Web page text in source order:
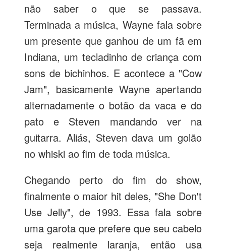
não saber o que se passava.
Terminada a música, Wayne fala sobre
um presente que ganhou de um fã em
Indiana, um tecladinho de criança com
sons de bichinhos. E acontece a "Cow
Jam", basicamente Wayne apertando
alternadamente o botão da vaca e do
pato e Steven mandando ver na
guitarra. Aliás, Steven dava um golão
no whiski ao fim de toda música.
Chegando perto do fim do show,
finalmente o maior hit deles, "She Don't
Use Jelly", de 1993. Essa fala sobre
uma garota que prefere que seu cabelo
seja realmente laranja, então usa